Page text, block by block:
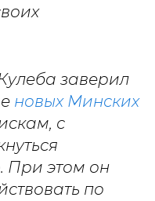
заверил
новых Минских
с
При этом он
по